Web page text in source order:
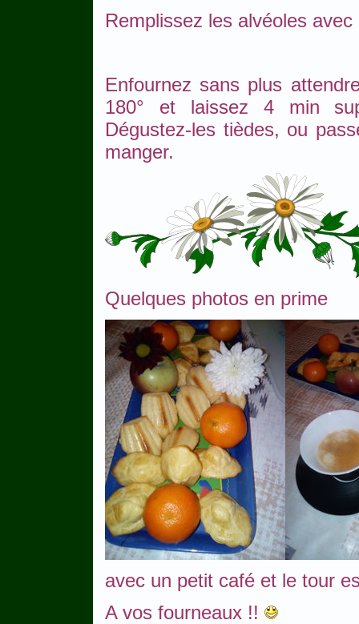
Remplissez les alvéoles
Enfournez sans plus
180° et laissez 4 min
Dégustez-les tièdes, ou
manger.
Quelques photos en prime
avec un petit café et le tour
A vos fourneaux !!